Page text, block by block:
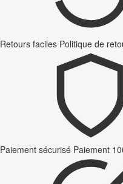
Retours faciles Politique de
Paiement sécurisé Paiement